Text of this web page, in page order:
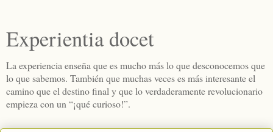
Experientia docet
La experiencia enseña que es mucho más lo que desconocemos que
lo que sabemos. También que muchas veces es más interesante el
camino que el destino final y que lo verdaderamente revolucionario
empieza con un “¡qué curioso!”.